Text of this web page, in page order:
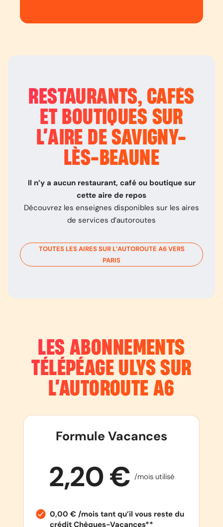
RESTAURANTS, CAFÉS
ET BOUTIQUES SUR
L’AIRE DE SAVIGNY-
LÈS-BEAUNE
Il n’y a aucun restaurant, café ou boutique sur
cette aire de repos
Découvrez les enseignes disponibles sur les aires
de services d’autoroutes
TOUTES LES AIRES SUR L’AUTOROUTE A6VERS
PARIS
LES ABONNEMENTS
TÉLÉPÉAGE ULYS SUR
L’AUTOROUTEA6
Formule Vacances
2,20 € /mois utilisé
0,00 € /mois tant qu’il vous reste du
crédit Chèques-Vacances**